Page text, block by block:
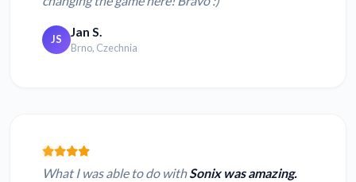
JS Jan S.
Brno, Czechnia
What I was able to do withSonix was amazing.